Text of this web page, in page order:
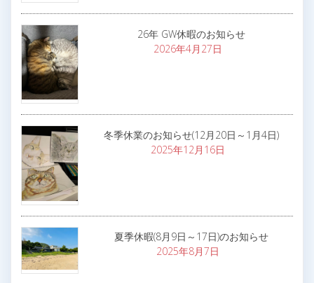
26年 GW休暇のお知らせ
2026年4月27日
冬季休業のお知らせ(12月20日～1月4日)
2025年12月16日
夏季休暇(8月9日～17日)のお知らせ
2025年8月7日